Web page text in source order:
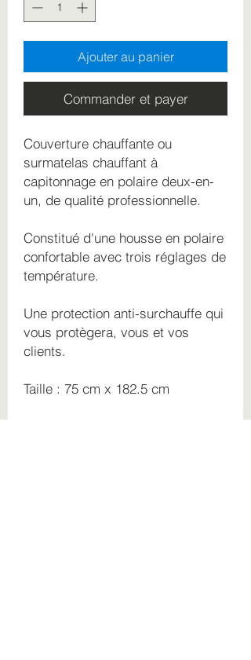
Ajouter au panier
Commander et payer
Couverture chauffante ou
surmatelas chauffant à
capitonnage en polaire deux-en-
un, de qualité professionnelle.
Constitué d'une housse en polaire
confortable avec trois réglages de
température.
Une protection anti-surchauffe qui
vous protègera, vous et vos
clients.
Taille : 75 cm x 182.5 cm